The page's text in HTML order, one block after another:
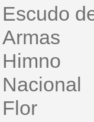
Escudo
Armas
Himno
Nacional
Flor